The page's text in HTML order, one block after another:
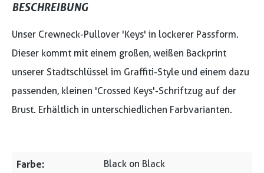
BESCHREIBUNG
Unser Crewneck-Pullover 'Keys' in lockerer Passform.
Dieser kommt mit einem großen, weißen Backprint
unserer Stadtschlüssel im Graffiti-Style und einem dazu
passenden, kleinen 'Crossed Keys'-Schriftzug auf der
Brust. Erhältlich in unterschiedlichen Farbvarianten.
Farbe: Black on Black